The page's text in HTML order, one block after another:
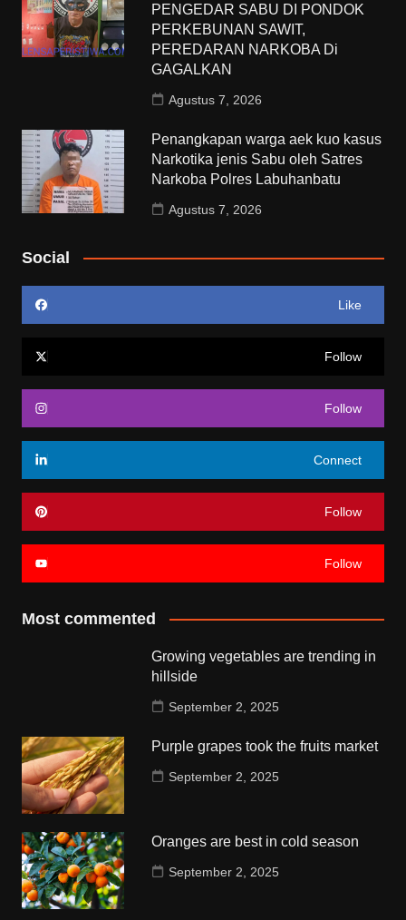
PENGEDAR SABU DI PONDOK
PERKEBUNAN SAWIT,
PEREDARAN NARKOBA Di
GAGALKAN
Agustus 7, 2026
Penangkapan warga aek kuo kasus
Narkotika jenis Sabu oleh Satres
Narkoba Polres Labuhanbatu
Agustus 7, 2026
Social
Like
Follow
Follow
Connect
Follow
Follow
Most commented
Growing vegetables are trending in
hillside
September 2, 2025
Purple grapes took the fruits market
September 2, 2025
Oranges are best in cold season
September 2, 2025